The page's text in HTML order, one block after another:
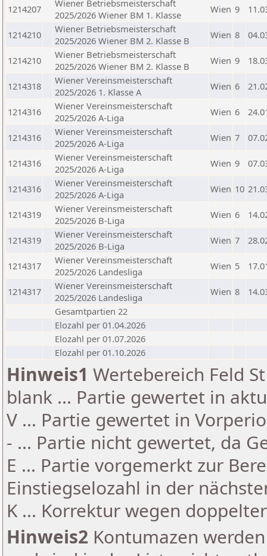
1214207
Wiener Betriebsmeisterschaft
2025/2026 Wiener BM 1. Klasse
Wien 9
1214210
Wiener Betriebsmeisterschaft
2025/2026 Wiener BM 2. Klasse B
Wien 8
1214210
Wiener Betriebsmeisterschaft
2025/2026 Wiener BM 2. Klasse B
Wien 9
1214318
Wiener Vereinsmeisterschaft
2025/2026 1. Klasse A
Wien 6
1214316
Wiener Vereinsmeisterschaft
2025/2026 A-Liga
Wien 6
1214316
Wiener Vereinsmeisterschaft
2025/2026 A-Liga
Wien 7
1214316
Wiener Vereinsmeisterschaft
2025/2026 A-Liga
Wien 9
1214316
Wiener Vereinsmeisterschaft
2025/2026 A-Liga
Wien 10
1214319
Wiener Vereinsmeisterschaft
2025/2026 B-Liga
Wien 6
1214319
Wiener Vereinsmeisterschaft
2025/2026 B-Liga
Wien 7
1214317
Wiener Vereinsmeisterschaft
2025/2026 Landesliga
Wien 5
1214317
Wiener Vereinsmeisterschaft
2025/2026 Landesliga
Wien 8
Gesamtpartien 22
Elozahl per 01.04.2026
Elozahl per 01.07.2026
Elozahl per 01.10.2026
Hinweis1 Wertebereich Feld
blank ... Partie gewertet in
V ... Partie gewertet in
- ... Partie nicht gewertet, da
E ... Partie vorgemerkt zur
Einstiegselozahl in der
K ... Korrektur wegen
Hinweis2 Kontumazen